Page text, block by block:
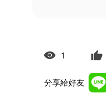
1
分享給好友